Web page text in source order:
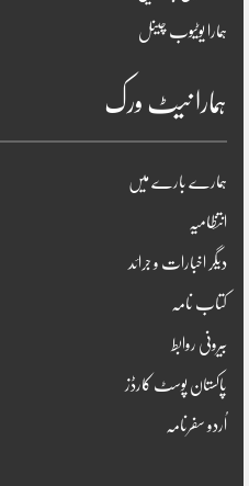
ہمارا یوٹیوب چینل
ہمارا نیٹ ورک
ہمارے بارے میں
انتظامیہ
دیگر اخبارات و جرائد
کتاب نامہ
بیرونی روابط
پاکستان پوسٹ کارڈز
اُردو سفرنامہ